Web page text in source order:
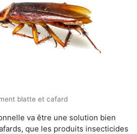
blatte et cafard
va être une solution bien
que les produits insecticides